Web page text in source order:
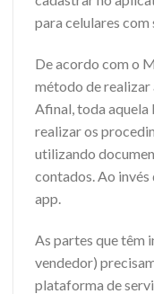
para celulares com
De acordo com o
método de
Afinal, toda
realizar os
utilizando
contados. Ao invés
app.
As partes que têm
vendedor)
plataforma de